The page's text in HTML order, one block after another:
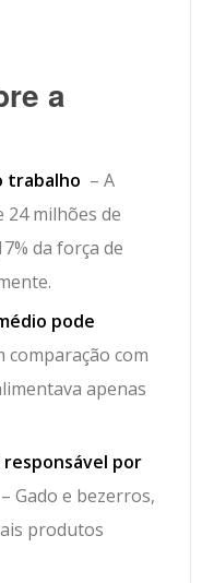
a
trabalho – A
milhões de
da força de
pode
comparação com
apenas
responsável por
– Gado e bezerros,
produtos